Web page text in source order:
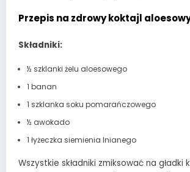
Przepis na zdrowy koktajl
Składniki:
½ szklanki żelu aloesowego
1 banan
1 szklanka soku pomarańczowego
½ awokado
1 łyżeczka siemienia lnianego
Wszystkie składniki zmiksować na gładki